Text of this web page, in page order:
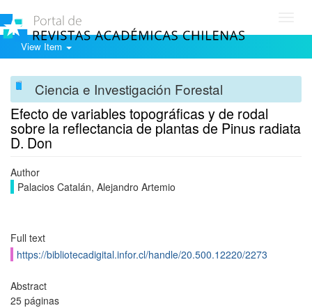
View Item
Ciencia e Investigación Forestal
Efecto de variables topográficas y de rodal
sobre la reflectancia de plantas de Pinus radiata
D. Don
Author
Palacios Catalán, Alejandro Artemio
Full text
https://bibliotecadigital.infor.cl/handle/20.500.12220/2273
Abstract
25 páginas